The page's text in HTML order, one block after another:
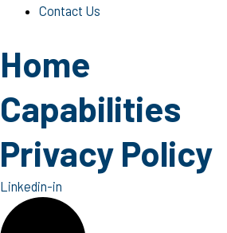
Contact Us
Home
Capabilities
Privacy Policy
Linkedin-in